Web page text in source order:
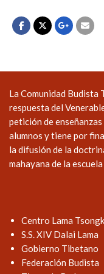
La Comunidad Budista
respuesta del
petición de
alumnos y tiene por
la difusión de la
mahayana de la
Centro Lama
S.S. XIV Dalai Lama
Gobierno Tibetano
Federación Budista